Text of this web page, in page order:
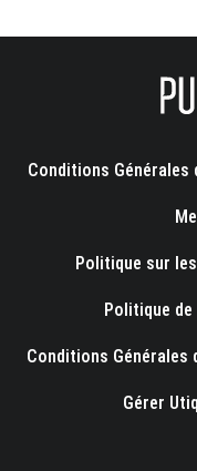
Conditions
Politique sur
Politique
Conditions Générales
Gérer Utiq